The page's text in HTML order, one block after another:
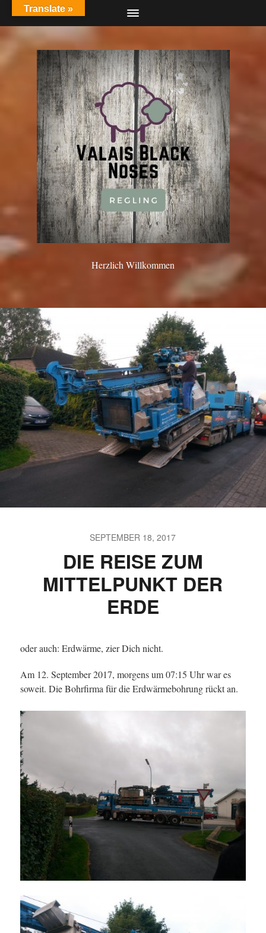
Herzlich Willkommen
SEPTEMBER 18, 2017
DIE REISE ZUM
MITTELPUNKT DER
ERDE
oder auch: Erdwärme, zier Dich nicht.
Am 12. September 2017, morgens um 07:15 Uhr war es
soweit. Die Bohrfirma für die Erdwärmebohrung rückt an.
Translate »